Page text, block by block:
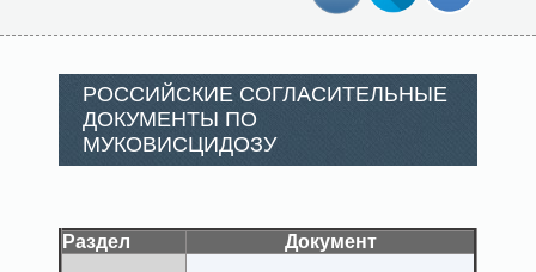
РОССИЙСКИЕ СОГЛАСИТЕЛЬНЫЕ
ДОКУМЕНТЫ ПО
МУКОВИСЦИДОЗУ
Раздел Документ